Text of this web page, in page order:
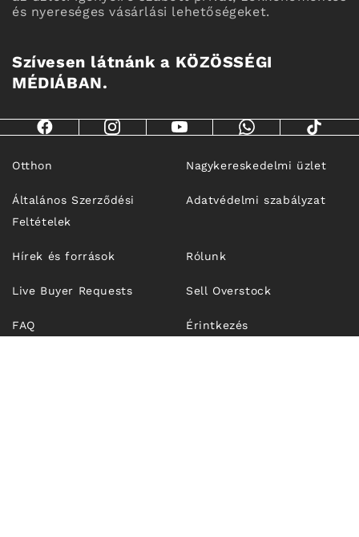
és nyereséges vásárlási lehetőségeket.
Szívesen látnánk a KÖZÖSSÉGI
MÉDIÁBAN.
Otthon Nagykereskedelmi üzlet
Általános Szerződési
Feltételek
Adatvédelmi szabályzat
Hírek és források Rólunk
Live Buyer Requests Sell Overstock
FAQ Érintkezés